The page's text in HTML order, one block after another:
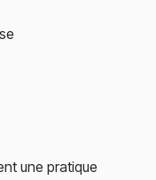
une pratique